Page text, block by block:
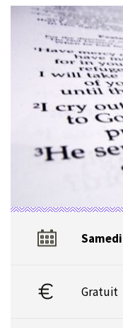
Gratuit